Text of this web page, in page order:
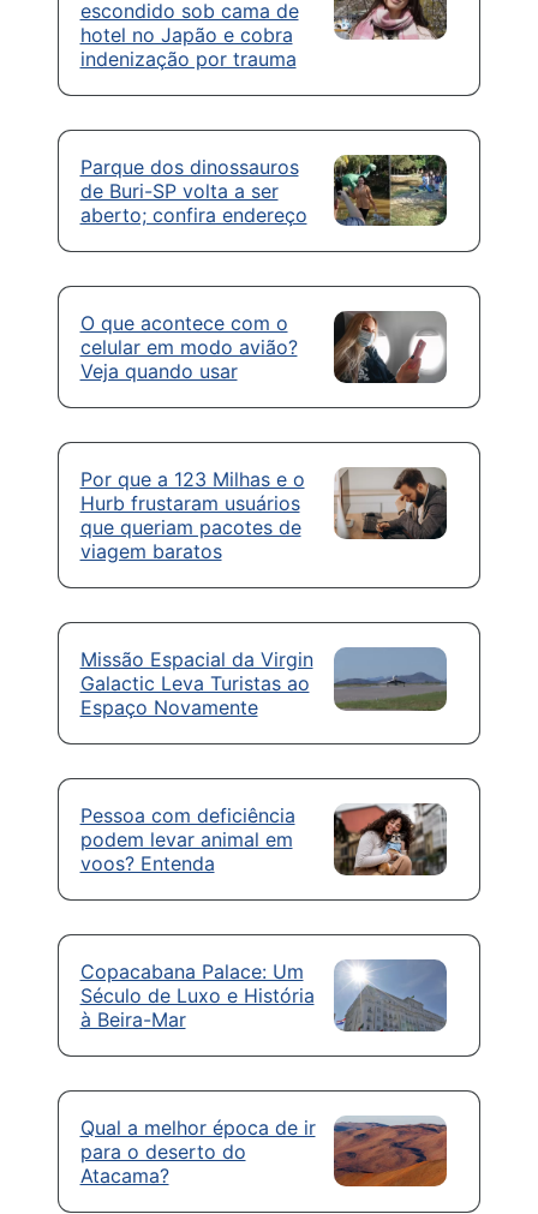
escondido sob cama de
hotel no Japão e cobra
indenização por trauma
Parque dos dinossauros
de Buri-SP volta a ser
aberto; confira endereço
O que acontece com o
celular em modo avião?
Veja quando usar
Por que a 123 Milhas e o
Hurb frustaram usuários
que queriam pacotes de
viagem baratos
Missão Espacial da Virgin
Galactic Leva Turistas ao
Espaço Novamente
Pessoa com deficiência
podem levar animal em
voos? Entenda
Copacabana Palace: Um
Século de Luxo e História
à Beira-Mar
Qual a melhor época de ir
para o deserto do
Atacama?